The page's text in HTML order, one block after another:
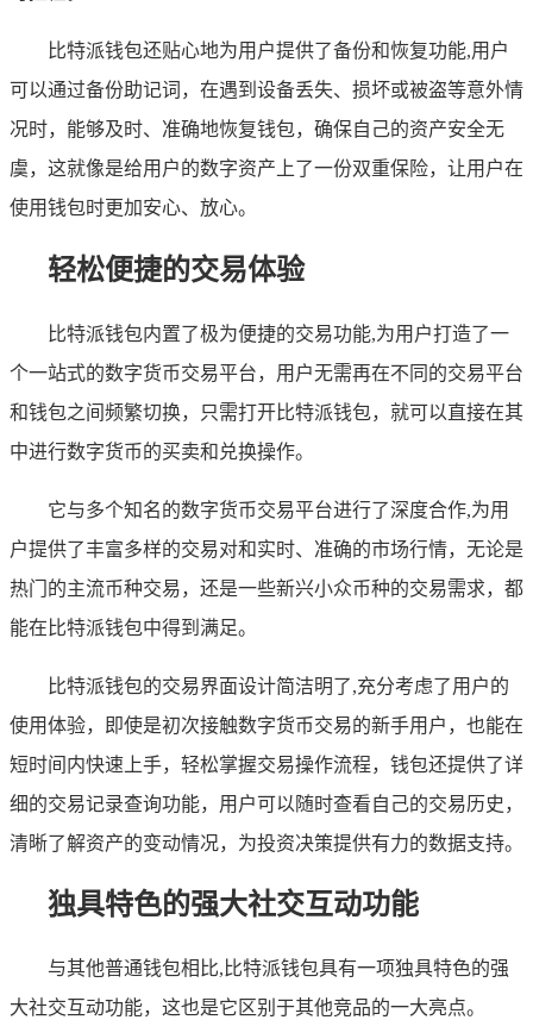
比特派钱包还贴心地为用户提供了备份和恢复功能,用户
可以通过备份助记词，在遇到设备丢失、损坏或被盗等意外情
况时，能够及时、准确地恢复钱包，确保自己的资产安全无
虞，这就像是给用户的数字资产上了一份双重保险，让用户在
使用钱包时更加安心、放心。
轻松便捷的交易体验
比特派钱包内置了极为便捷的交易功能,为用户打造了一
个一站式的数字货币交易平台，用户无需再在不同的交易平台
和钱包之间频繁切换，只需打开比特派钱包，就可以直接在其
中进行数字货币的买卖和兑换操作。
它与多个知名的数字货币交易平台进行了深度合作,为用
户提供了丰富多样的交易对和实时、准确的市场行情，无论是
热门的主流币种交易，还是一些新兴小众币种的交易需求，都
能在比特派钱包中得到满足。
比特派钱包的交易界面设计简洁明了,充分考虑了用户的
使用体验，即使是初次接触数字货币交易的新手用户，也能在
短时间内快速上手，轻松掌握交易操作流程，钱包还提供了详
细的交易记录查询功能，用户可以随时查看自己的交易历史，
清晰了解资产的变动情况，为投资决策提供有力的数据支持。
独具特色的强大社交互动功能
与其他普通钱包相比,比特派钱包具有一项独具特色的强
大社交互动功能，这也是它区别于其他竞品的一大亮点。